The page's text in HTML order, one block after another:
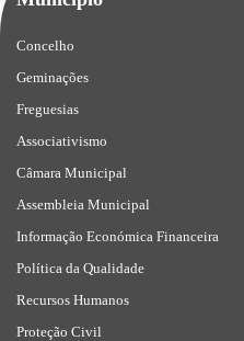
Concelho
Geminações
Freguesias
Associativismo
Câmara Municipal
Assembleia Municipal
Informação Económica Financeira
Política da Qualidade
Recursos Humanos
Proteção Civil